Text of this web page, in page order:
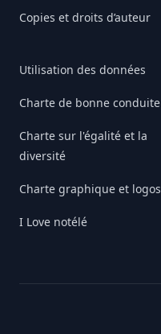
Copies et droits d’auteur
Utilisation des données
Charte de bonne conduite
Charte sur l'égalité et la
diversité
Charte graphique et logos
I Love notélé